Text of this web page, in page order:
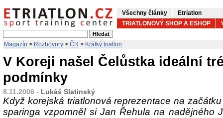
Všechny články
Etriatlon
TRIATLONOVÝ SHOP A ESHOP
Magazín > Rozhovory > ČR > Krátký triatlon
V Koreji našel Čelůstka ideální
podmínky
8.11.2006 - Lukáš Slatinský
Když korejská triatlonová reprezentace na
sparinga vzpomněl si Jan Řehula na nadějného